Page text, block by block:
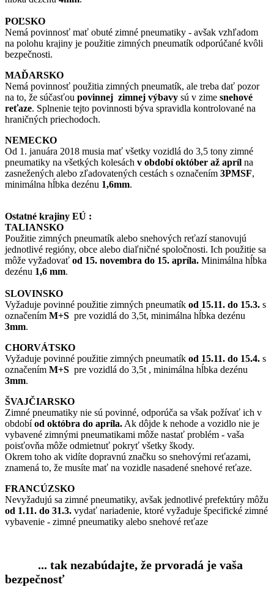
POĽSKO
Nemá povinnosť mať obuté zimné pneumatiky - avšak vzhľadom
na polohu krajiny je použitie zimných pneumatík odporúčané kvôli
bezpečnosti.
MAĎARSKO
Nemá povinnosť použitia zimných pneumatík, ale treba dať pozor
na to, že súčasťou povinnej zimnej výbavy sú v zime snehové
reťaze. Splnenie tejto povinnosti býva spravidla kontrolované na
hraničných priechodoch.
NEMECKO
Od 1. januára 2018 musia mať všetky vozidlá do 3,5 tony zimné
pneumatiky na všetkých kolesách v období október až apríl na
zasnežených alebo zľadovatených cestách s označením 3PMSF,
minimálna hĺbka dezénu 1,6mm.
Ostatné krajiny EÚ :
TALIANSKO
Použitie zimných pneumatík alebo snehových reťazí stanovujú
jednotlivé regióny, obce alebo diaľničné spoločnosti. Ich použitie sa
môže vyžadovať od 15. novembra do 15. apríla. Minimálna hĺbka
dezénu 1,6 mm.
SLOVINSKO
Vyžaduje povinné použitie zimných pneumatík od 15.11. do 15.3. s
označením M+S pre vozidlá do 3,5t, minimálna hĺbka dezénu
3mm.
CHORVÁTSKO
Vyžaduje povinné použitie zimných pneumatík od 15.11. do 15.4. s
označením M+S pre vozidlá do 3,5t , minimálna hĺbka dezénu
3mm.
ŠVAJČIARSKO
Zimné pneumatiky nie sú povinné, odporúča sa však požívať ich v
obdobíod októbra do apríla. Ak dôjde k nehode a vozidlo nie je
vybavené zimnými pneumatikami môže nastať problém - vaša
poisťovňa môže odmietnuť pokryť všetky škody.
Okrem toho ak vidíte dopravnú značku so snehovými reťazami,
znamená to, že musíte mať na vozidle nasadené snehové reťaze.
FRANCÚZSKO
Nevyžadujú sa zimné pneumatiky, avšak jednotlivé prefektúry môžu
od 1.11. do 31.3. vydať nariadenie, ktoré vyžaduje špecifické zimné
vybavenie - zimné pneumatiky alebo snehové reťaze
... tak nezabúdajte, že prvoradá je vaša
bezpečnosť